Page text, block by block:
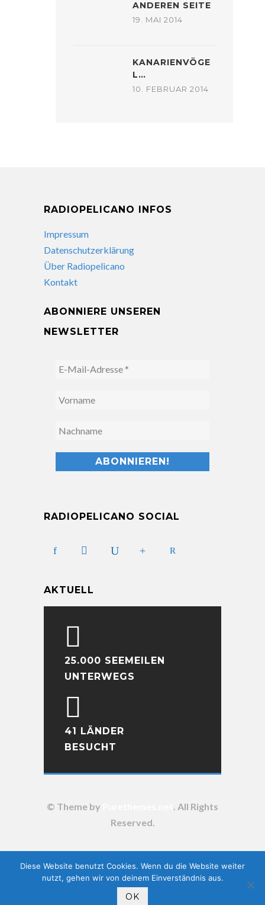
ANDEREN SEITE
19. MAI 2014
KANARIENVÖGE
L…
10. FEBRUAR 2014
RADIOPELICANO INFOS
Impressum
Datenschutzerklärung
Über Radiopelicano
Kontakt
ABONNIERE UNSEREN
NEWSLETTER
RADIOPELICANO SOCIAL
AKTUELL
25.000 SEEMEILEN
UNTERWEGS
41 LÄNDER
BESUCHT
© Theme by
. All Rights
Reserved.
Diese Website benutzt Cookies. Wenn du die Website weiter
nutzt, gehen wir von deinem Einverständnis aus.
OK